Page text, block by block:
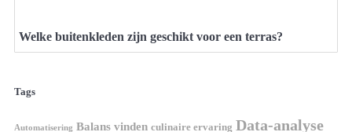
Welke buitenkleden zijn geschikt voor een terras?
Tags
Automatisering Balans vinden culinaire ervaring Data-analyse